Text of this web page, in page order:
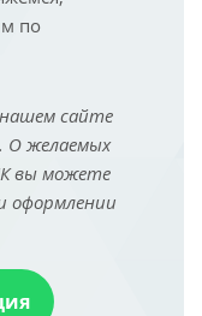
по
сайте
О желаемых
вы можете
оформлении